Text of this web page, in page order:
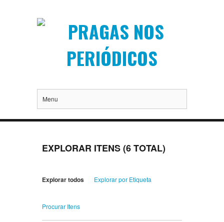
Menu
EXPLORAR ITENS (6 TOTAL)
Explorar todos Explorar por Etiqueta
Procurar Itens